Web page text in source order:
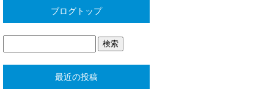
ブログトップ
最近の投稿